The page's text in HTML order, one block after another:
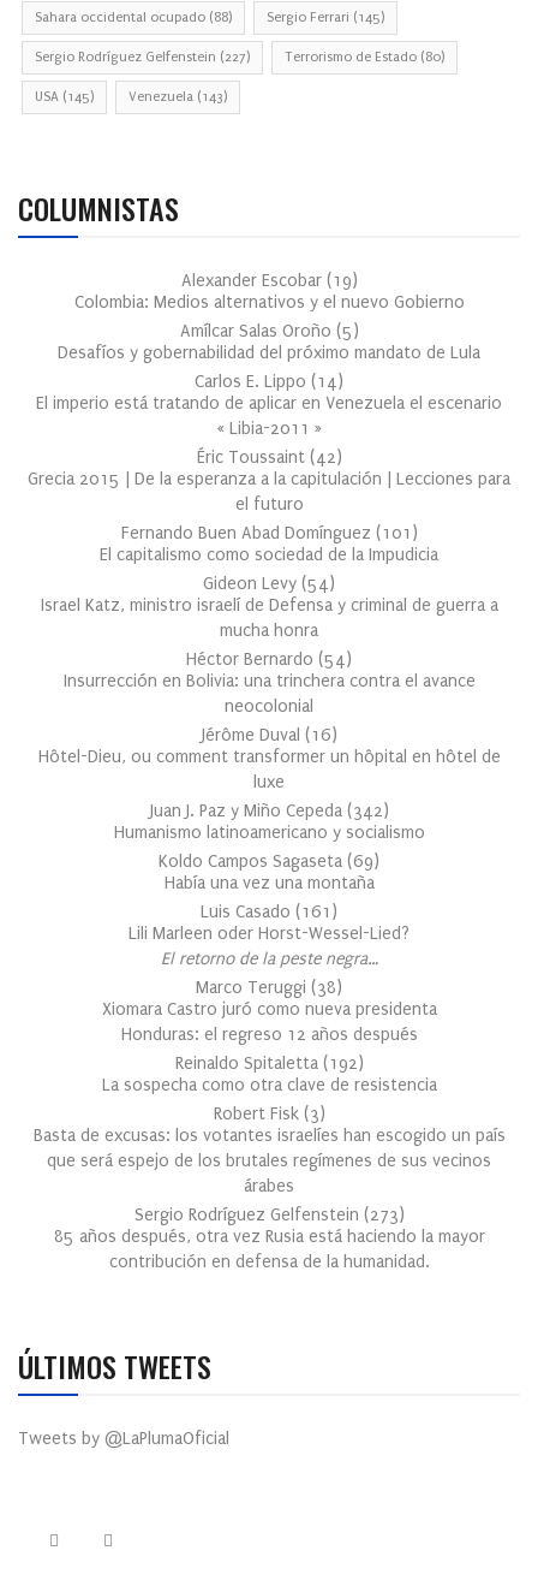
Sahara occidental ocupado (88) Sergio Ferrari (145)
Sergio Rodríguez Gelfenstein (227) Terrorismo de Estado (80)
USA (145) Venezuela (143)
COLUMNISTAS
Alexander Escobar (19)
Colombia: Medios alternativos y el nuevo Gobierno
Amílcar Salas Oroño (5)
Desafíos y gobernabilidad del próximo mandato de Lula
Carlos E. Lippo (14)
El imperio está tratando de aplicar en Venezuela el escenario
« Libia-2011 »
Éric Toussaint (42)
Grecia 2015 | De la esperanza a la capitulación | Lecciones para
el futuro
Fernando Buen Abad Domínguez (101 )
El capitalismo como sociedad de la Impudicia
Gideon Levy (54)
Israel Katz, ministro israelí de Defensa y criminal de guerra a
mucha honra
Héctor Bernardo (54)
Insurrección en Bolivia: una trinchera contra el avance
neocolonial
Jérôme Duval (16)
Hôtel-Dieu, ou comment transformer un hôpital en hôtel de
luxe
Juan J. Paz y Miño Cepeda (342)
Humanismo latinoamericano y socialismo
Koldo Campos Sagaseta (69)
Había una vez una montaña
Luis Casado (161 )
Lili Marleen oder Horst-Wessel-Lied?
El retorno de la peste negra…
Marco Teruggi (38)
Xiomara Castro juró como nueva presidenta
Honduras: el regreso 12 años después
Reinaldo Spitaletta (192)
La sospecha como otra clave de resistencia
Robert Fisk (3)
Basta de excusas: los votantes israelíes han escogido un país
que será espejo de los brutales regímenes de sus vecinos
árabes
Sergio Rodríguez Gelfenstein (273)
85 años después, otra vez Rusia está haciendo la mayor
contribución en defensa de la humanidad.
ÚLTIMOS TWEETS
Tweets by @LaPlumaOficial